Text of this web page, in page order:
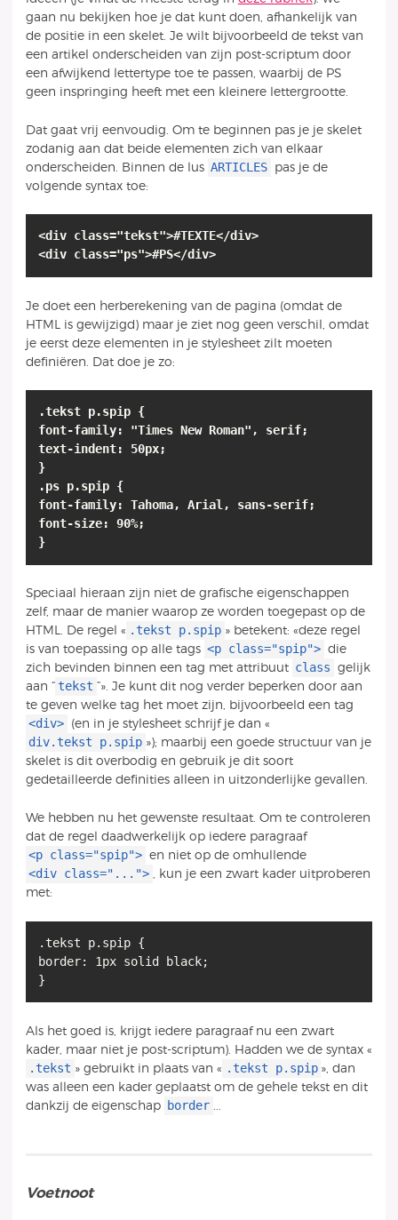
gaan nu bekijken hoe je dat kunt doen, afhankelijk van
de positie in een skelet. Je wilt bijvoorbeeld de tekst van
een artikel onderscheiden van zijn post-scriptum door
een afwijkend lettertype toe te passen, waarbij de PS
geen inspringing heeft met een kleinere lettergrootte.
Dat gaat vrij eenvoudig. Om te beginnen pas je je skelet
zodanig aan dat beide elementen zich van elkaar
onderscheiden. Binnen de lus ARTICLES pas je de
volgende syntax toe:
<div class="tekst">#TEXTE</div>
<div class="ps">#PS</div>
Je doet een herberekening van de pagina (omdat de
HTML is gewijzigd) maar je ziet nog geen verschil, omdat
je eerst deze elementen in je stylesheet zilt moeten
definiëren. Dat doe je zo:
.tekst p.spip {
font-family: "Times New Roman", serif;
text-indent: 50px;
}
.ps p.spip {
font-family: Tahoma, Arial, sans-serif;
font-size: 90%;
}
Speciaal hieraan zijn niet de grafische eigenschappen
zelf, maar de manier waarop ze worden toegepast op de
HTML. De regel « .tekst p.spip » betekent: «deze regel
is van toepassing op alle tags <p class="spip"> die
zich bevinden binnen een tag met attribuut class gelijk
aan “ tekst ”». Je kunt dit nog verder beperken door aan
te geven welke tag het moet zijn, bijvoorbeeld een tag
<div> (en in je stylesheet schrijf je dan «
div.tekst p.spip »); maarbij een goede structuur van je
skelet is dit overbodig en gebruik je dit soort
gedetailleerde definities alleen in uitzonderlijke gevallen.
We hebben nu het gewenste resultaat. Om te controleren
dat de regel daadwerkelijk op iedere paragraaf
<p class="spip"> en niet op de omhullende
<div class="..."> , kun je een zwart kader uitproberen
met:
.tekst p.spip {
border: 1px solid black;
}
Als het goed is, krijgt iedere paragraaf nu een zwart
kader, maar niet je post-scriptum). Hadden we de syntax «
.tekst » gebruikt in plaats van « .tekst p.spip », dan
was alleen een kader geplaatst om de gehele tekst en dit
dankzij de eigenschap border ...
Voetnoot